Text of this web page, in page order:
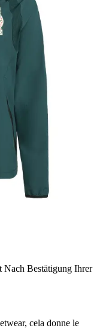
Nach Bestätigung Ihrer
cela donne le